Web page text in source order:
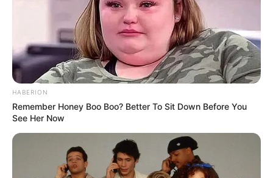
HABERION
Remember Honey Boo Boo? Better To Sit Down Before You
See Her Now